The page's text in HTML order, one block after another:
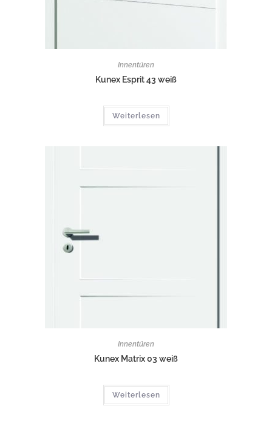
Innentüren
Kunex Esprit 43 weiß
Weiterlesen
Innentüren
Kunex Matrix 03 weiß
Weiterlesen